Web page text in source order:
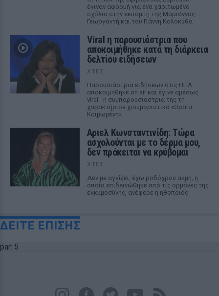
έγιναν αφορμή για ένα χαριτωμένο
σχόλιο στην εκπομπή της Μαριάννας
Γεωργαντή και του Γιάννη Κολοκυθά
Viral η παρουσιάστρια που
αποκοιμήθηκε κατά τη διάρκεια
δελτίου ειδήσεων
ΧΤΕΣ
Παρουσιάστρια ειδήσεων στις ΗΠΑ
αποκοιμήθηκε on air και έγινε αμέσως
viral - η συμπαρουσιάστριά της τη
χαρακτήρισε χιουμοριστικά «Ωραία
Κοιμωμένη».
Αριελ Κωνσταντινίδη: Τώρα
ασχολούνται με το δέρμα μου,
δεν πρόκειται να κρύβομαι
ΧΤΕΣ
Δεν με αγγίζει, έχω ροδόχρου ακμή, η
οποία επιδεινώθηκε από τις ορμόνες της
εγκυμοσύνης, ανέφερε η ηθοποιός
ΔΕΙΤΕ ΕΠΙΣΗΣ
par: 5